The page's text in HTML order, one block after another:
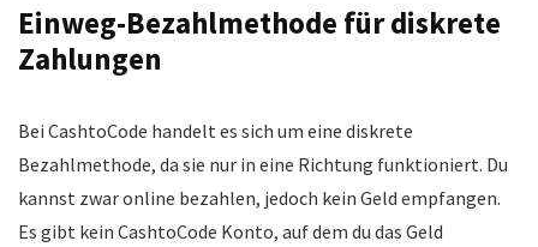
Einweg-Bezahlmethode für diskrete
Zahlungen
Bei CashtoCode handelt es sich um eine diskrete
Bezahlmethode, da sie nur in eine Richtung funktioniert. Du
kannst zwar online bezahlen, jedoch kein Geld empfangen.
Es gibt kein CashtoCode Konto, auf dem du das Geld